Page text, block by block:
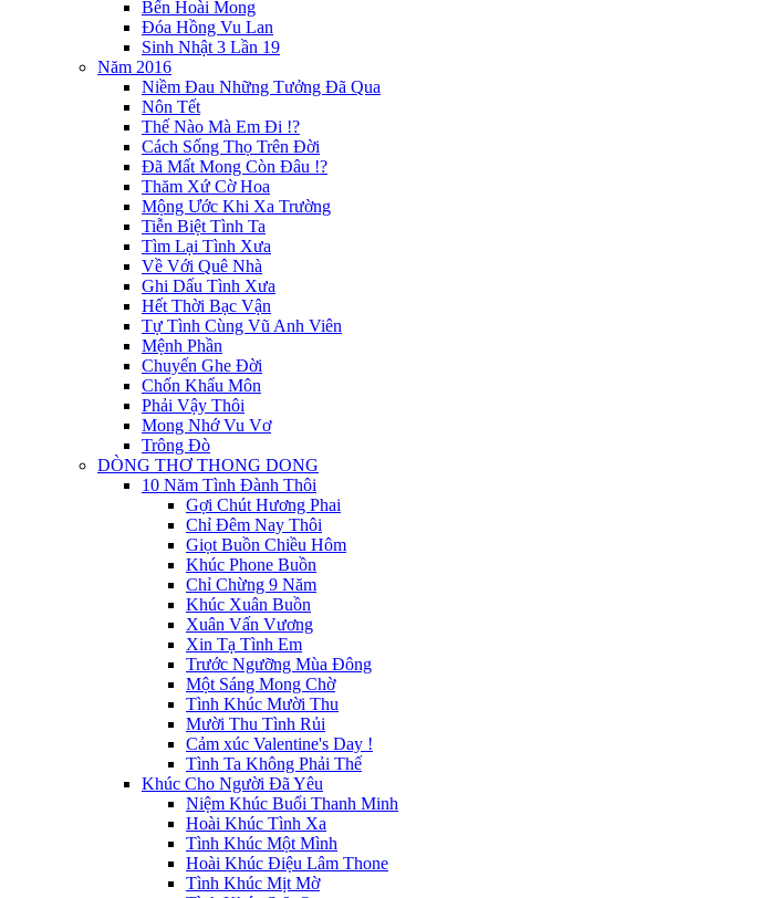
Bến Hoài Mong
Đóa Hồng Vu Lan
Sinh Nhật 3 Lần 19
Năm 2016
Niềm Đau Những Tưởng Đã Qua
Nôn Tết
Thế Nào Mà Em Đi !?
Cách Sống Thọ Trên Đời
Đã Mất Mong Còn Đâu !?
Thăm Xứ Cờ Hoa
Mộng Ước Khi Xa Trường
Tiễn Biệt Tình Ta
Tìm Lại Tình Xưa
Về Với Quê Nhà
Ghi Dấu Tình Xưa
Hết Thời Bạc Vận
Tự Tình Cùng Vũ Anh Viên
Mệnh Phần
Chuyến Ghe Đời
Chốn Khẩu Môn
Phải Vậy Thôi
Mong Nhớ Vu Vơ
Trông Đò
DÒNG THƠ THONG DONG
10 Năm Tình Đành Thôi
Gợi Chút Hương Phai
Chỉ Đêm Nay Thôi
Giọt Buồn Chiều Hôm
Khúc Phone Buồn
Chỉ Chừng 9 Năm
Khúc Xuân Buồn
Xuân Vấn Vương
Xin Tạ Tình Em
Trước Ngưỡng Mùa Đông
Một Sáng Mong Chờ
Tình Khúc Mười Thu
Mười Thu Tình Rủi
Cảm xúc Valentine's Day !
Tình Ta Không Phải Thế
Khúc Cho Người Đã Yêu
Niệm Khúc Buổi Thanh Minh
Hoài Khúc Tình Xa
Tình Khúc Một Mình
Hoài Khúc Điệu Lâm Thone
Tình Khúc Mịt Mờ